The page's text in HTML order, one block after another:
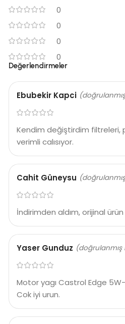
0
0
0
0
Değerlendirmeler
Ebubekir Kapci
Kendim değiştirdim
verimli calısıyor.
Cahit Güneysu
İndirimden aldım, orijinal
Yaser Gunduz (doğrulanmış
Motor yagı Castrol Edge
Cok iyi urun.